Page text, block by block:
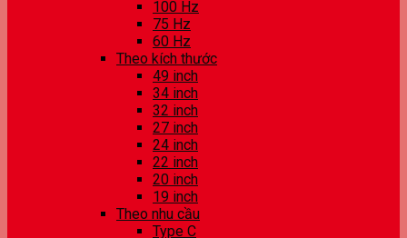
100 Hz
75 Hz
60 Hz
Theo kích thước
49 inch
34 inch
32 inch
27 inch
24 inch
22 inch
20 inch
19 inch
Theo nhu cầu
Type C